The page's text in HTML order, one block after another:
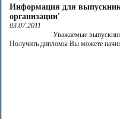
Информация для
организации'
03.07.2011
Уважаемые
Получить дипломы Вы можете